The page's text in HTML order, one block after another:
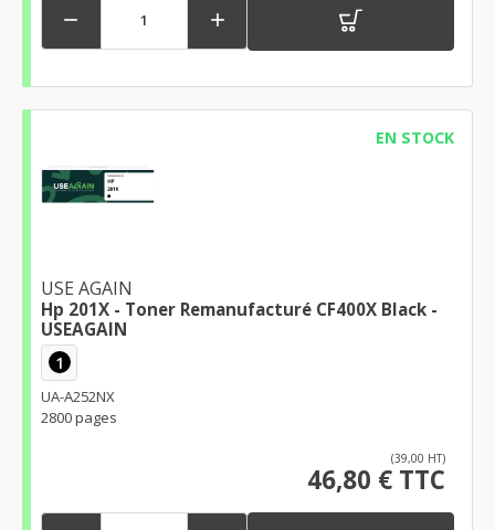
 
EN STOCK
USE AGAIN
Hp 201X - Toner Remanufacturé CF400X Black -
USEAGAIN
1
UA-A252NX
2800 pages
(39,00 HT)
46,80 € TTC